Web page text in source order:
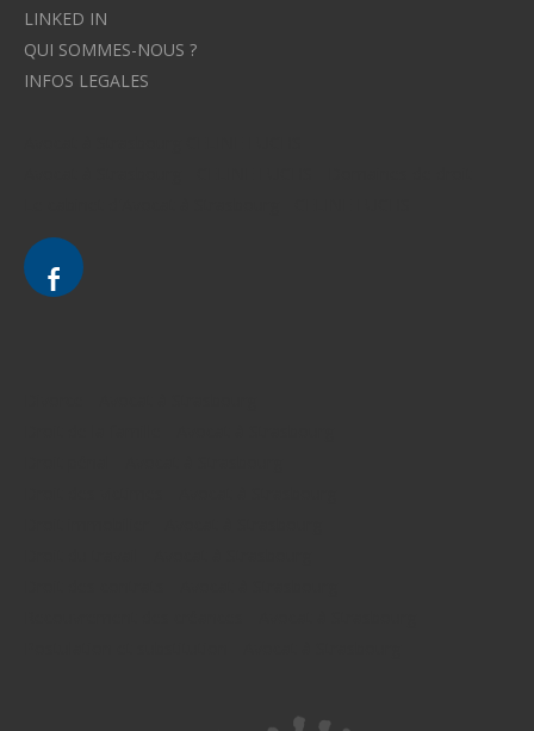
LINKED IN
QUI SOMMES-NOUS ?
INFOS LEGALES